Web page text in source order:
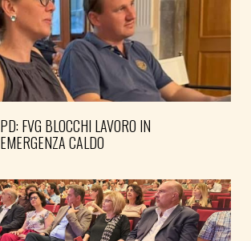
PD: FVG BLOCCHI LAVORO IN
EMERGENZA CALDO